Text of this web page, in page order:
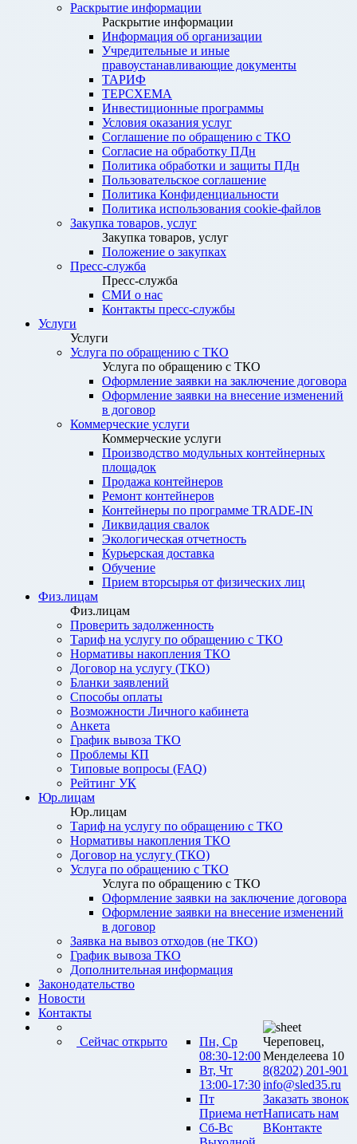
Раскрытие информации
Раскрытие информации
Информация об организации
Учредительные и иные
правоустанавливающие документы
ТАРИФ
ТЕРСХЕМА
Инвестиционные программы
Условия оказания услуг
Соглашение по обращению с ТКО
Согласие на обработку ПДн
Политика обработки и защиты ПДн
Пользовательское соглашение
Политика Конфиденциальности
Политика использования cookie-файлов
Закупка товаров, услуг
Закупка товаров, услуг
Положение о закупках
Пресс-служба
Пресс-служба
СМИ о нас
Контакты пресс-службы
Услуги
Услуги
Услуга по обращению с ТКО
Услуга по обращению с ТКО
Оформление заявки на заключение договора
Оформление заявки на внесение изменений
в договор
Коммерческие услуги
Коммерческие услуги
Производство модульных контейнерных
площадок
Продажа контейнеров
Ремонт контейнеров
Контейнеры по программе TRADE-IN
Ликвидация свалок
Экологическая отчетность
Курьерская доставка
Обучение
Прием вторсырья от физических лиц
Физ.лицам
Физ.лицам
Проверить задолженность
Тариф на услугу по обращению с ТКО
Нормативы накопления ТКО
Договор на услугу (ТКО)
Бланки заявлений
Способы оплаты
Возможности Личного кабинета
Анкета
График вывоза ТКО
Проблемы КП
Типовые вопросы (FAQ)
Рейтинг УК
Юр.лицам
Юр.лицам
Тариф на услугу по обращению с ТКО
Нормативы накопления ТКО
Договор на услугу (ТКО)
Услуга по обращению с ТКО
Услуга по обращению с ТКО
Оформление заявки на заключение договора
Оформление заявки на внесение изменений
в договор
Заявка на вывоз отходов (не ТКО)
График вывоза ТКО
Дополнительная информация
Законодательство
Новости
Контакты
Сейчас открыто
Пн, Ср
08:30-12:00
Вт, Чт
13:00-17:30
Пт
Приема нет
Сб-Вс
Череповец,
Менделеева 10
8(8202) 201-901
info@sled35.ru
Заказать звонок
Написать нам
ВКонтакте